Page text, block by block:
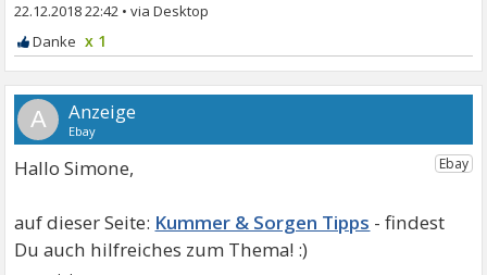
22.12.2018 22:42 •
x 1
A
Hallo Simone,
Kummer & Sorgen Tipps